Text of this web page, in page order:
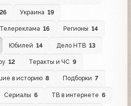
26 Украина 19
Телереклама 16 Регионы 14
Юбилей 14 Дело НТВ 13
12 Теракты и ЧС 9
в историю 8 Подборки 7
Сериалы 6 ТВ в интернете 6